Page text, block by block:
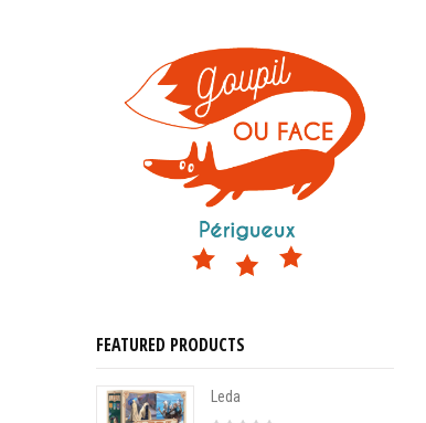
FEATURED PRODUCTS
Leda